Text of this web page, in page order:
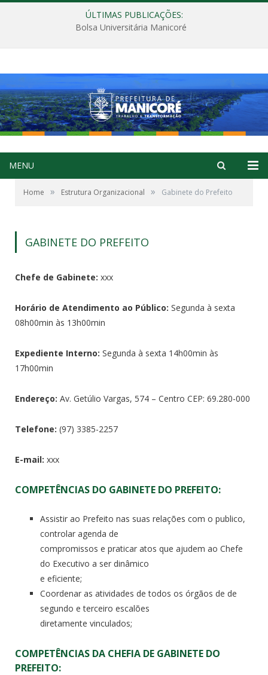
ÚLTIMAS PUBLICAÇÕES:
Bolsa Universitária Manicoré
MENU
Home » Estrutura Organizacional » Gabinete do Prefeito
GABINETE DO PREFEITO
Chefe de Gabinete: xxx
Horário de Atendimento ao Público: Segunda à sexta
08h00min às 13h00min
Expediente Interno: Segunda à sexta 14h00min às
17h00min
Endereço: Av. Getúlio Vargas, 574 – Centro CEP: 69.280-000
Telefone: (97) 3385-2257
E-mail: xxx
COMPETÊNCIAS DO GABINETE DO PREFEITO:
Assistir ao Prefeito nas suas relações com o publico,
controlar agenda de
compromissos e praticar atos que ajudem ao Chefe
do Executivo a ser dinâmico
e eficiente;
Coordenar as atividades de todos os órgãos de de
segundo e terceiro escalões
diretamente vinculados;
COMPETÊNCIAS DA CHEFIA DE GABINETE DO
PREFEITO: